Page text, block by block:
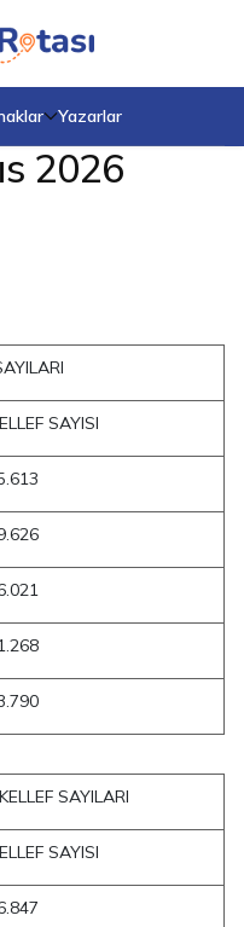
Yazarlar
Sayıları – Ocak/Mayıs 2026
–
2026
SAYISI
SAYILARI
SAYISI